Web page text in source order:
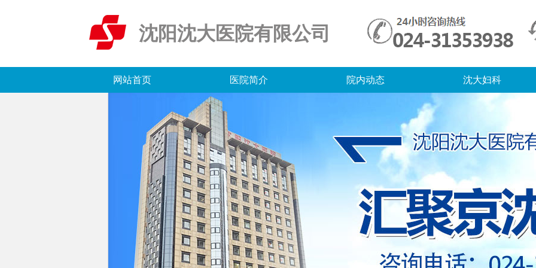
沈阳沈大医院有限公司
网站首页 医院简介 院内动态 沈大妇科